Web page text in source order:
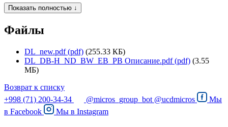
Показать полностью ↓
Файлы
DL_new.pdf (pdf) (255.33 КБ)
DL_DB-H_ND_BW_EB_PB Описание.pdf (pdf) (3.55
МБ)
Возврат к списку
+998 (71) 200-34-34
@micros_group_bot @ucdmicros
Мы
в Facebook Мы в Instagram